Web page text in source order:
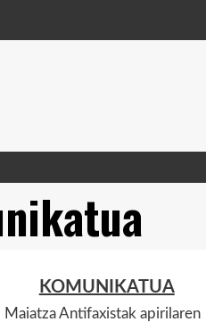
KOMUNIKATUA
Maiatza Antifaxistak apirilaren